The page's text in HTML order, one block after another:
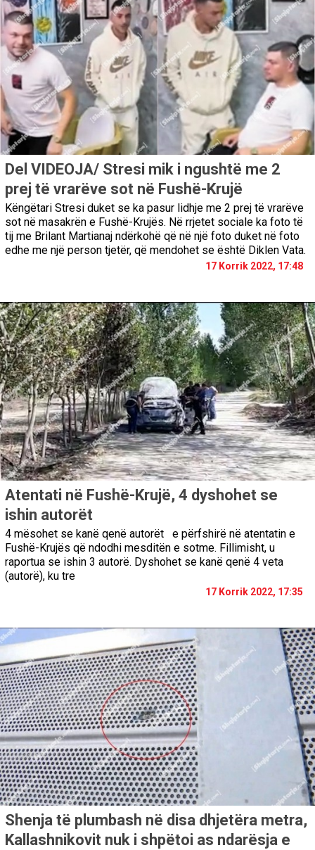
Del VIDEOJA/ Stresi mik i ngushtë me 2
prej të vrarëve sot në Fushë-Krujë
Këngëtari Stresi duket se ka pasur lidhje me 2 prej të vrarëve
sot në masakrën e Fushë-Krujës. Në rrjetet sociale ka foto të
tij me Brilant Martianaj ndërkohë që në një foto duket në foto
edhe me një person tjetër, që mendohet se është Diklen Vata.
17 Korrik 2022, 17:48
Atentati në Fushë-Krujë, 4 dyshohet se
ishin autorët
4 mësohet se kanë qenë autorët e përfshirë në atentatin e
Fushë-Krujës që ndodhi mesditën e sotme. Fillimisht, u
raportua se ishin 3 autorë. Dyshohet se kanë qenë 4 veta
(autorë), ku tre
17 Korrik 2022, 17:35
Shenja të plumbash në disa dhjetëra metra,
Kallashnikovit nuk i shpëtoi as ndarësja e